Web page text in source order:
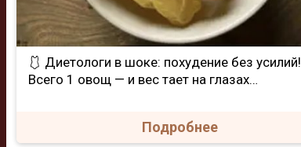
🩱 Диетологи в шоке: похудение без усилий!
Всего 1 овощ — и вес тает на глазах…
Подробнее